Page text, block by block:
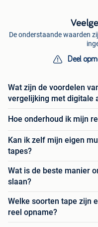
De onderstaande waarden
Deel
Wat zijn de voordelen
vergelijking met digitale
Hoe onderhoud ik mijn
Kan ik zelf mijn eigen
tapes?
Wat is de beste manier
slaan?
Welke soorten tape zijn
reel opname?